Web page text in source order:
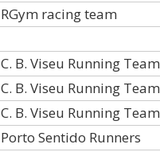
RGym racing team
C. B. Viseu Running Team
C. B. Viseu Running Team
C. B. Viseu Running Team
Porto Sentido Runners